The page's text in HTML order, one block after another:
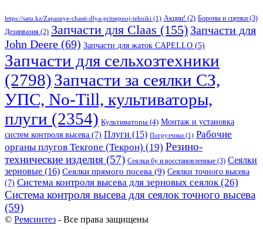
https://satu.kz/Zapasnye-chasti-dlya-pritsepnoj-tehniki (1) Акции! (2) Бороны и сцепки (3)
Дезинвазия (2) Запчасти для Claas (155) Запчасти для
John Deere (69) Запчасти для жаток CAPELLO (5)
Запчасти для сельхозтехники
(2798)Запчасти за сеялки СЗ,
УПС, No-Till, культиваторы,
плуги (2354) Культиваторы (4) Монтаж и установка
систем контроля высева (7) Плуги (15) Погрузчики (1) Рабочие
органы плугов Текrоne (Текрон) (19) Резино-
технические изделия (57) Сеялки бу и восстановленные (3) Сеялки
зерновые (16) Сеялки прямого посева (9) Сеялки точного высева
(7) Система контроля высева для зерновых сеялок(26)
Система контроля высева для сеялок точного высева
(59)
© Ремсинтез - Все права защищены